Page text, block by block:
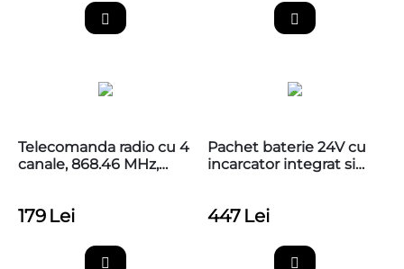
Telecomanda radio cu 4
canale, 868.46 MHz,
179 Lei
Pachet baterie 24V cu
incarcator integrat si
447 Lei